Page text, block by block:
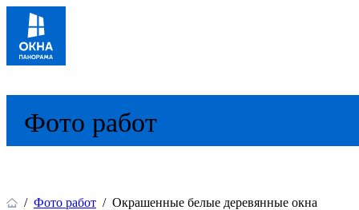
Фото работ
/ Фото работ / Окрашенные белые деревянные окна